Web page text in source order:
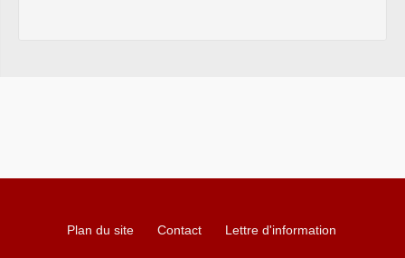
Plan du site Contact Lettre d'information